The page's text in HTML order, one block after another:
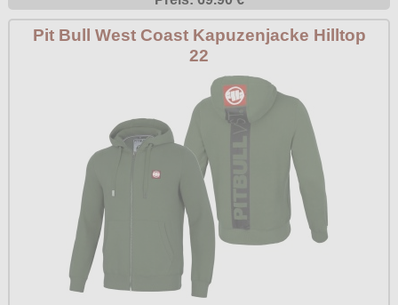
Pit Bull West Coast Kapuzenjacke Hilltop
22